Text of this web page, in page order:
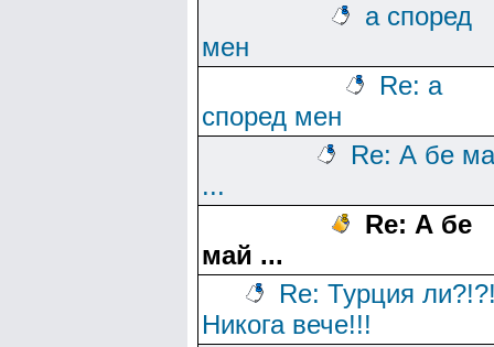
а според
мен
Re: а
според мен
Re: А бе
...
Re: А бе
май ...
Re: Турция
Никога вече!!!